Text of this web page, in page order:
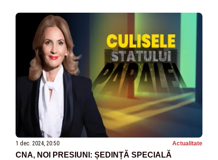
1 dec. 2024, 20:50 Actualitate
CNA, NOI PRESIUNI: ȘEDINȚĂ SPECIALĂ